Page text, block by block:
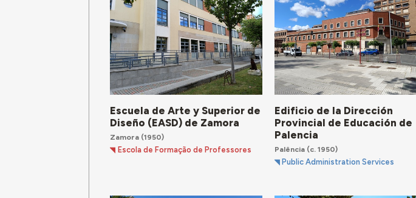
Escuela de Arte y Superior de
Diseño (EASD) de Zamora
Zamora (1950)
Escola de Formação de Professores
Edificio de la Dirección
Provincial de Educación de
Palencia
Palência (c. 1950)
Public Administration Services